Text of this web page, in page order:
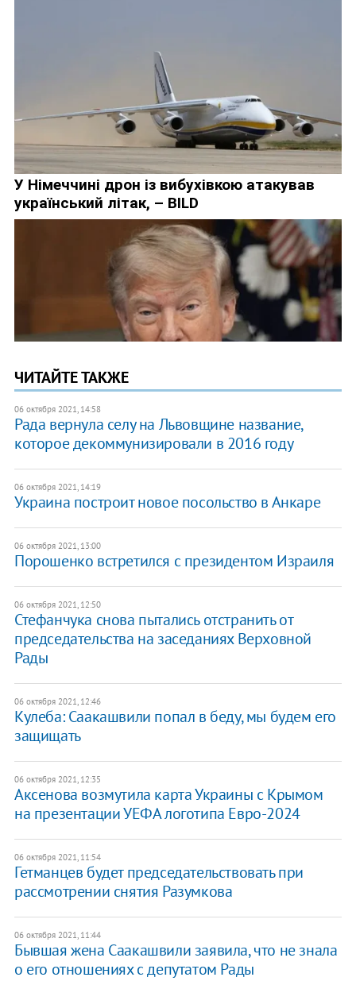
ЧИТАЙТЕ ТАКЖЕ
06 октября 2021, 14:58
Рада вернула селу на Львовщине название,
которое декоммунизировали в 2016 году
06 октября 2021, 14:19
Украина построит новое посольство в Анкаре
06 октября 2021, 13:00
Порошенко встретился с президентом Израиля
06 октября 2021, 12:50
Стефанчука снова пытались отстранить от
председательства на заседаниях Верховной
Рады
06 октября 2021, 12:46
Кулеба: Саакашвили попал в беду, мы будем его
защищать
06 октября 2021, 12:35
Аксенова возмутила карта Украины с Крымом
на презентации УЕФА логотипа Евро-2024
06 октября 2021, 11:54
Гетманцев будет председательствовать при
рассмотрении снятия Разумкова
06 октября 2021, 11:44
Бывшая жена Саакашвили заявила, что не знала
о его отношениях с депутатом Рады